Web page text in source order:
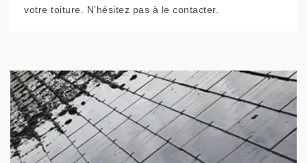
votre toiture. N’hésitez pas à le contacter.